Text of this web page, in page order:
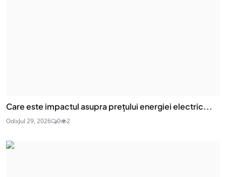
Care este impactul asupra prețului energiei electric...
OdixJul 29, 2026 0 2